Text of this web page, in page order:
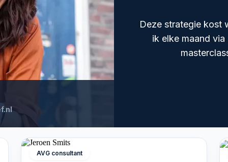
Deze strategie kost
ik elke maand via
AVG consultant